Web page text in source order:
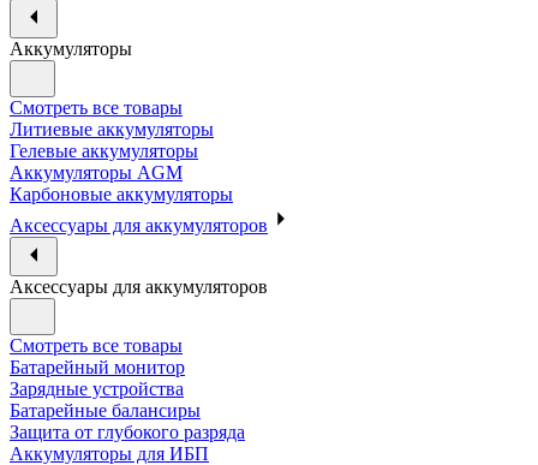
Аккумуляторы
Смотреть все товары
Литиевые аккумуляторы
Гелевые аккумуляторы
Аккумуляторы AGM
Карбоновые аккумуляторы
Аксессуары для аккумуляторов
Аксессуары для аккумуляторов
Смотреть все товары
Батарейный монитор
Зарядные устройства
Батарейные балансиры
Защита от глубокого разряда
Аккумуляторы для ИБП